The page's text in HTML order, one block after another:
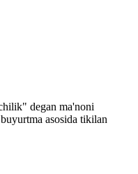
degan ma'noni
asosida tikilan